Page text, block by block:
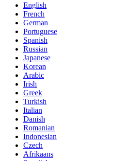
English
French
German
Portuguese
Spanish
Russian
Japanese
Korean
Arabic
Irish
Greek
Turkish
Italian
Danish
Romanian
Indonesian
Czech
Afrikaans